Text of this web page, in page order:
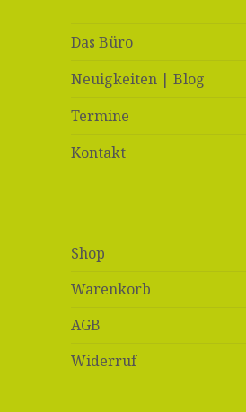
Das Büro
Neuigkeiten | Blog
Termine
Kontakt
Shop
Warenkorb
AGB
Widerruf